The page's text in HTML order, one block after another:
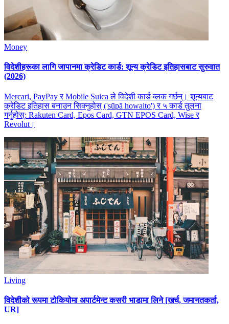
Money
विदेशीहरूका लागि जापानमा क्रेडिट कार्ड: शून्य क्रेडिट इतिहासबाट सुरुवात
(2026)
Mercari, PayPay र Mobile Suica ले विदेशी कार्ड ब्लक गर्छन्। शून्यबाट
क्रेडिट इतिहास बनाउन सिक्नुहोस् ('sūpā howaito') र ५ कार्ड तुलना
गर्नुहोस्: Rakuten Card, Epos Card, GTN EPOS Card, Wise र
Revolut।
Living
विदेशीको रूपमा टोकियोमा अपार्टमेन्ट कसरी भाडामा लिने [खर्च, जमानतकर्ता,
UR]